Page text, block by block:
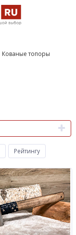
Кованые топоры
Рейтингу